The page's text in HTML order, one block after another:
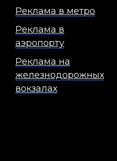
Реклама в метро
Реклама в
аэропорту
Реклама на
железнодорожных
вокзалах